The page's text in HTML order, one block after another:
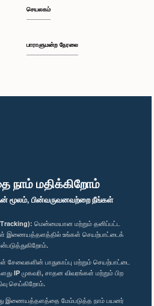
மதிக்கிறோம்
மூலம், பின்வருவனவற்றை நீங்கள்
மென்மையான மற்றும் தனிப்பட்ட
இணையத்தளத்தில் உங்கள் செயற்பாட்டைக்
சேவைகளின் பாதுகாப்பு மற்றும் செயற்பாட்டை
IP முகவரி, சாதன விவரங்கள் மற்றும் பிற
செய்கிறோம்.
இணையத்தளத்தை மேம்படுத்த நாம் பயனர்
செயலகம்
பாராளுமன்ற நேரலை